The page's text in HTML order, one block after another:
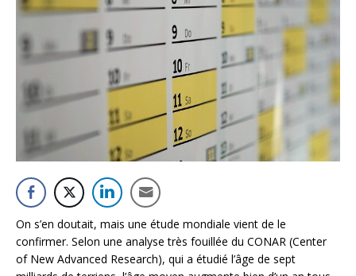
On s’en doutait, mais une étude mondiale vient de le
confirmer. Selon une analyse très fouillée du CONAR (Center
of New Advanced Research), qui a étudié l’âge de sept